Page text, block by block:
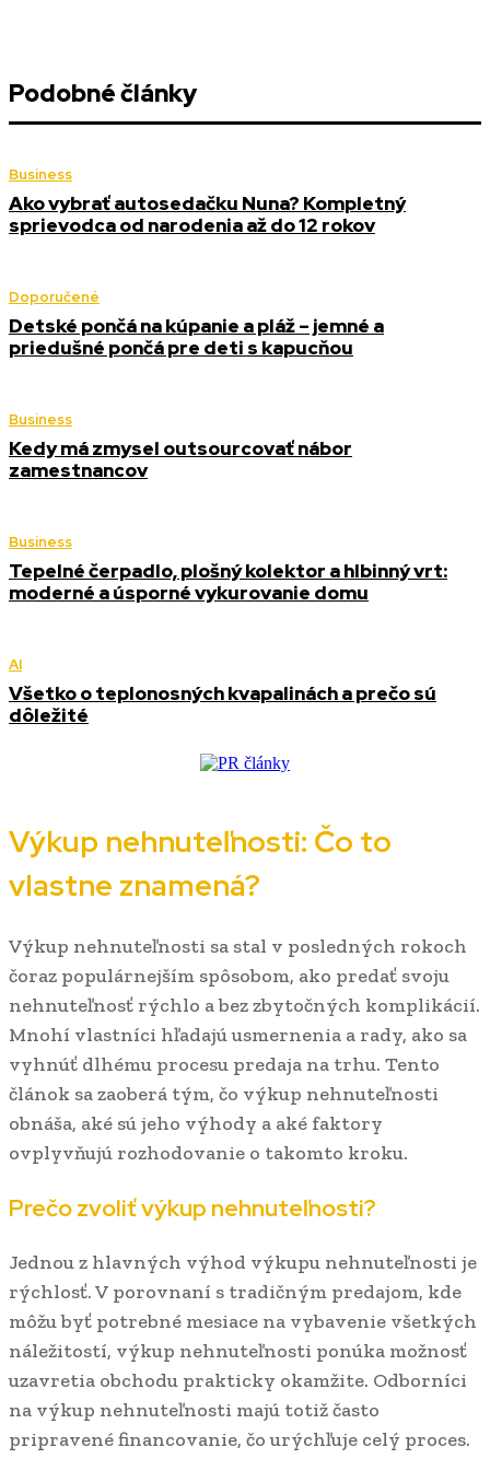
Podobné články
Business
Ako vybrať autosedačku Nuna? Kompletný
sprievodca od narodenia až do 12 rokov
Doporučené
Detské pončá na kúpanie a pláž – jemné a
priedušné pončá pre deti s kapucňou
Business
Kedy má zmysel outsourcovať nábor
zamestnancov
Business
Tepelné čerpadlo, plošný kolektor a hlbinný vrt:
moderné a úsporné vykurovanie domu
AI
Všetko o teplonosných kvapalinách a prečo sú
dôležité
Výkup nehnuteľnosti: Čo to
vlastne znamená?
Výkup nehnuteľnosti sa stal v posledných rokoch
čoraz populárnejším spôsobom, ako predať svoju
nehnuteľnosť rýchlo a bez zbytočných komplikácií.
Mnohí vlastníci hľadajú usmernenia a rady, ako sa
vyhnúť dlhému procesu predaja na trhu. Tento
článok sa zaoberá tým, čo výkup nehnuteľnosti
obnáša, aké sú jeho výhody a aké faktory
ovplyvňujú rozhodovanie o takomto kroku.
Prečo zvoliť výkup nehnuteľnosti?
Jednou z hlavných výhod výkupu nehnuteľnosti je
rýchlosť. V porovnaní s tradičným predajom, kde
môžu byť potrebné mesiace na vybavenie všetkých
náležitostí, výkup nehnuteľnosti ponúka možnosť
uzavretia obchodu prakticky okamžite. Odborníci
na výkup nehnuteľnosti majú totiž často
pripravené financovanie, čo urýchľuje celý proces.